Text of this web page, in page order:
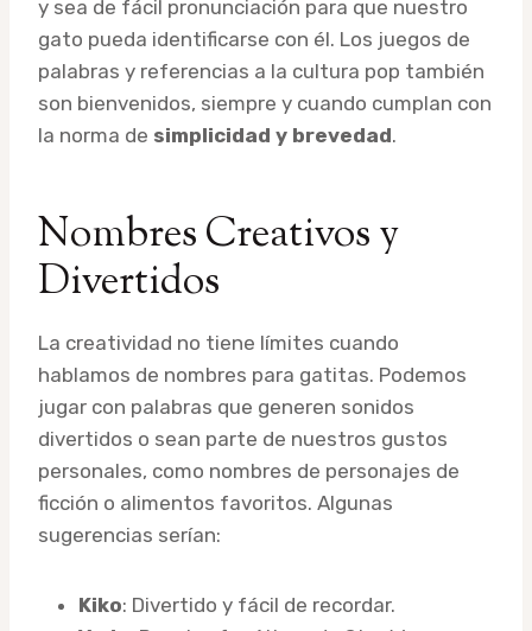
y sea de fácil pronunciación para que nuestro
gato pueda identificarse con él. Los juegos de
palabras y referencias a la cultura pop también
son bienvenidos, siempre y cuando cumplan con
la norma de simplicidad y brevedad.
Nombres Creativos y
Divertidos
La creatividad no tiene límites cuando
hablamos de nombres para gatitas. Podemos
jugar con palabras que generen sonidos
divertidos o sean parte de nuestros gustos
personales, como nombres de personajes de
ficción o alimentos favoritos. Algunas
sugerencias serían:
Kiko: Divertido y fácil de recordar.